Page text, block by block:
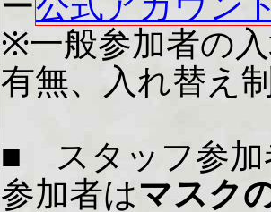
※一般参加者の
有無、入れ替え
■ スタッフ参加
参加者はマスク